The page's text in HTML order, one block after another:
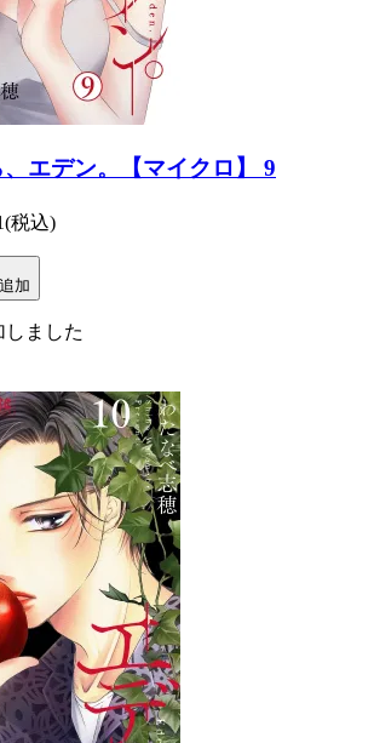
エデン。【マイクロ】 9
(税込)
加
しました